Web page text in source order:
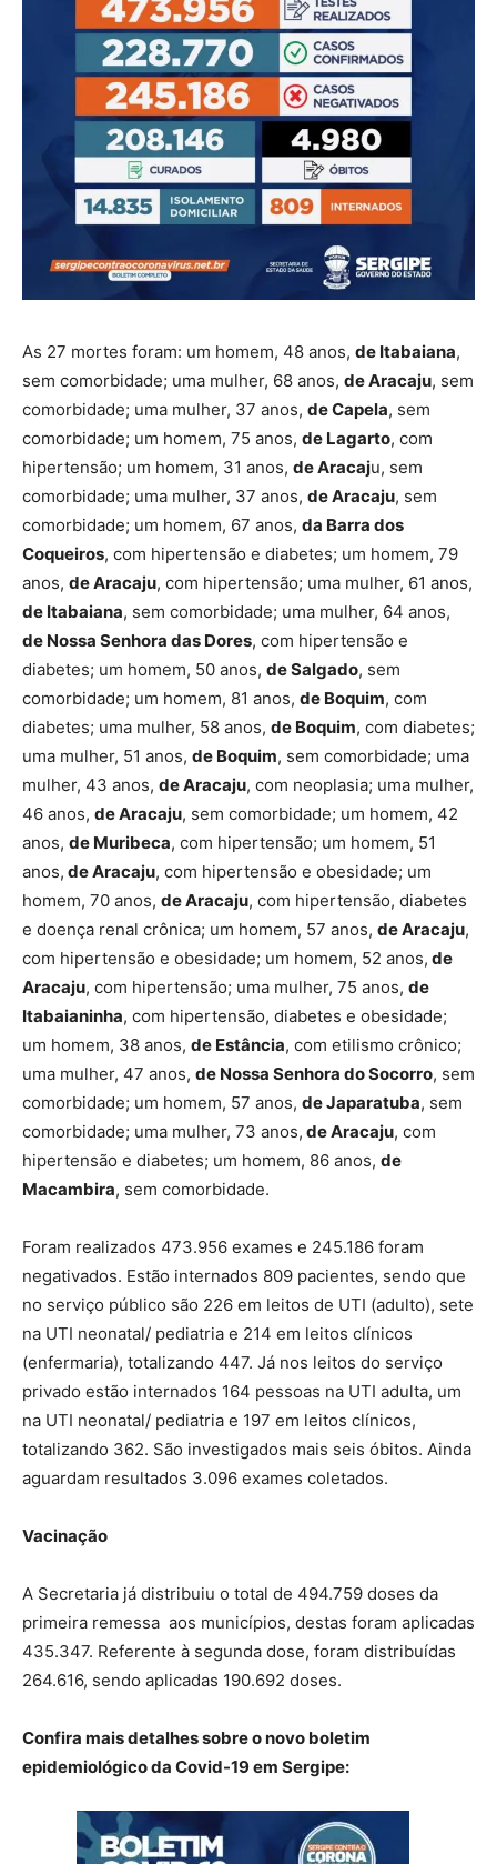
As 27 mortes foram: um homem, 48 anos, de Itabaiana,
sem comorbidade; uma mulher, 68 anos, de Aracaju, sem
comorbidade; uma mulher, 37 anos, de Capela, sem
comorbidade; um homem, 75 anos, de Lagarto, com
hipertensão; um homem, 31 anos, de Aracaju, sem
comorbidade; uma mulher, 37 anos, de Aracaju, sem
comorbidade; um homem, 67 anos, da Barra dos
Coqueiros, com hipertensão e diabetes; um homem, 79
anos, de Aracaju, com hipertensão; uma mulher, 61 anos,
de Itabaiana, sem comorbidade; uma mulher, 64 anos,
de Nossa Senhora das Dores, com hipertensão e
diabetes; um homem, 50 anos, de Salgado, sem
comorbidade; um homem, 81 anos, de Boquim, com
diabetes; uma mulher, 58 anos, de Boquim, com diabetes;
uma mulher, 51 anos, de Boquim, sem comorbidade; uma
mulher, 43 anos, de Aracaju, com neoplasia; uma mulher,
46 anos, de Aracaju, sem comorbidade; um homem, 42
anos, de Muribeca, com hipertensão; um homem, 51
anos, de Aracaju, com hipertensão e obesidade; um
homem, 70 anos, de Aracaju, com hipertensão, diabetes
e doença renal crônica; um homem, 57 anos, de Aracaju,
com hipertensão e obesidade; um homem, 52 anos, de
Aracaju, com hipertensão; uma mulher, 75 anos, de
Itabaianinha, com hipertensão, diabetes e obesidade;
um homem, 38 anos, de Estância, com etilismo crônico;
uma mulher, 47 anos, de Nossa Senhora do Socorro, sem
comorbidade; um homem, 57 anos, de Japaratuba, sem
comorbidade; uma mulher, 73 anos, de Aracaju, com
hipertensão e diabetes; um homem, 86 anos, de
Macambira, sem comorbidade.
Foram realizados 473.956 exames e 245.186 foram
negativados. Estão internados 809 pacientes, sendo que
no serviço público são 226 em leitos de UTI (adulto), sete
na UTI neonatal/ pediatria e 214 em leitos clínicos
(enfermaria), totalizando 447. Já nos leitos do serviço
privado estão internados 164 pessoas na UTI adulta, um
na UTI neonatal/ pediatria e 197 em leitos clínicos,
totalizando 362. São investigados mais seis óbitos. Ainda
aguardam resultados 3.096 exames coletados.
Vacinação
A Secretaria já distribuiu o total de 494.759 doses da
primeira remessa aos municípios, destas foram aplicadas
435.347. Referente à segunda dose, foram distribuídas
264.616, sendo aplicadas 190.692 doses.
Confira mais detalhes sobre o novo boletim
epidemiológico da Covid-19 em Sergipe: